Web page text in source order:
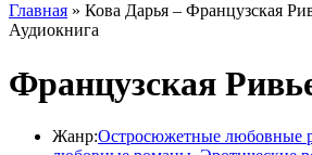
Главная » Кова Дарья – Французская
Аудиокнига
Французская
Жанр:Остросюжетные любовные